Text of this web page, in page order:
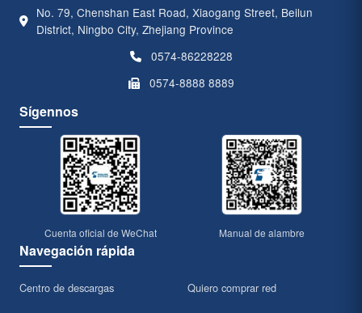
No. 79, Chenshan East Road, Xiaogang Street, Beilun
District, Ningbo City, Zhejiang Province
0574-86228228
0574-8888 8889
Sígennos
Cuenta oficial de WeChat Manual de alambre
Navegación rápida
Centro de descargas Quiero comprar red